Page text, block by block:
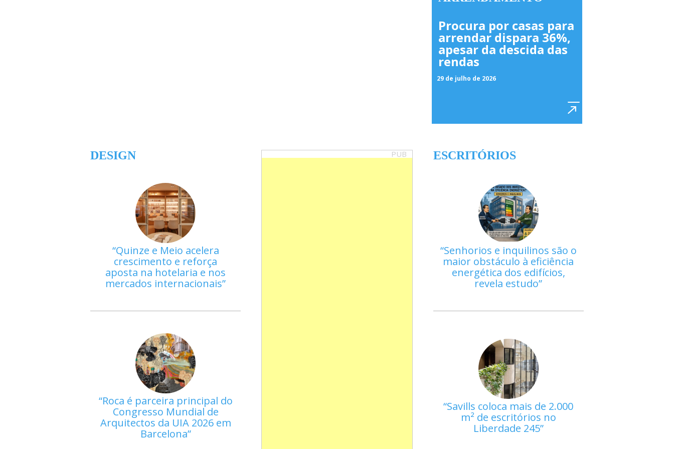
Procura por casas para
arrendar dispara 36%,
apesar da descida das
rendas
29 de julho de 2026
DESIGN
Quinze e Meio acelera
crescimento e reforça
aposta na hotelaria e nos
mercados internacionais
Roca é parceira principal do
Congresso Mundial de
Arquitectos da UIA 2026 em
Barcelona
PUB ESCRITÓRIOS
Senhorios e inquilinos são o
maior obstáculo à eficiência
energética dos edifícios,
revela estudo
Savills coloca mais de 2.000
m² de escritórios no
Liberdade 245